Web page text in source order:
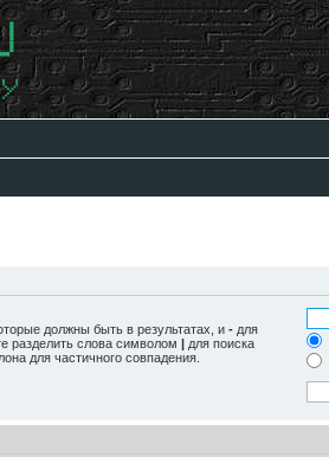
должны быть в результатах, и - для
разделить слова символом | для поиска
для частичного совпадения.